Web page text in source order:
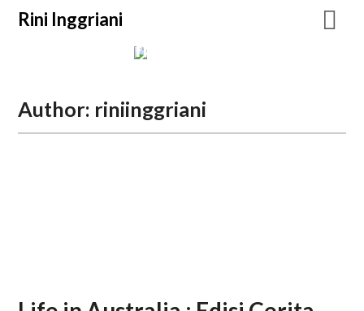
Rini Inggriani
Rini Inggriani
Author: riniinggriani